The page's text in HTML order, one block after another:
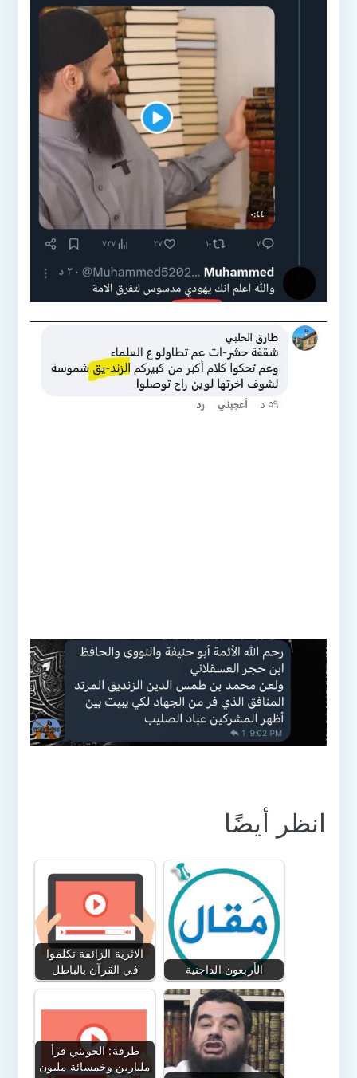
انظر أيضًا
الاثرية الزائفة تكلموا
في القرآن بالباطل
الأربعون الداجنية
طرفة: الجويني قرأ
مليارين وخمسائة مليون